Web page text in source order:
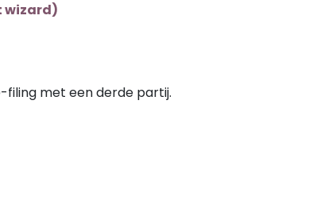
wizard)
filing met een derde partij.